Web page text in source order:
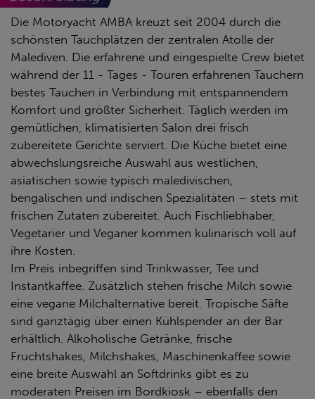
Die Motoryacht AMBA kreuzt seit 2004 durch die
schönsten Tauchplätzen der zentralen Atolle der
Malediven. Die erfahrene und eingespielte Crew bietet
während der 11 - Tages - Touren erfahrenen Tauchern
bestes Tauchen in Verbindung mit entspannendem
Komfort und größter Sicherheit. Täglich werden im
gemütlichen, klimatisierten Salon drei frisch
zubereitete Gerichte serviert. Die Küche bietet eine
abwechslungsreiche Auswahl aus westlichen,
asiatischen sowie typisch maledivischen,
bengalischen und indischen Spezialitäten – stets mit
frischen Zutaten zubereitet. Auch Fischliebhaber,
Vegetarier und Veganer kommen kulinarisch voll auf
ihre Kosten.
Im Preis inbegriffen sind Trinkwasser, Tee und
Instantkaffee. Zusätzlich stehen frische Milch sowie
eine vegane Milchalternative bereit. Tropische Säfte
sind ganztägig über einen Kühlspender an der Bar
erhältlich. Alkoholische Getränke, frische
Fruchtshakes, Milchshakes, Maschinenkaffee sowie
eine breite Auswahl an Softdrinks gibt es zu
moderaten Preisen im Bordkiosk – ebenfalls den